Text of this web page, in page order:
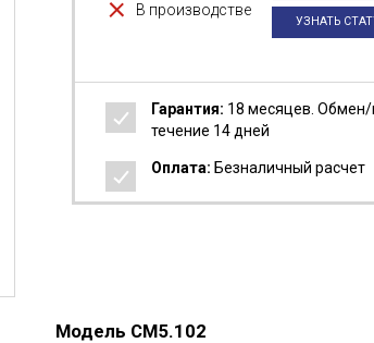
Гарантия: 18 месяцев. Обмен/
течение 14 дней
Оплата: Безналичный расчет
В производстве
УЗНАТЬ
Модель СМ5.102